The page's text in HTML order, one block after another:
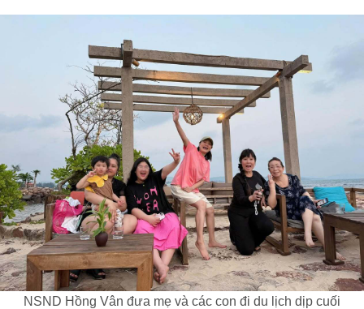
NSND Hồng Vân đưa mẹ và các con đi du lịch dịp cuối